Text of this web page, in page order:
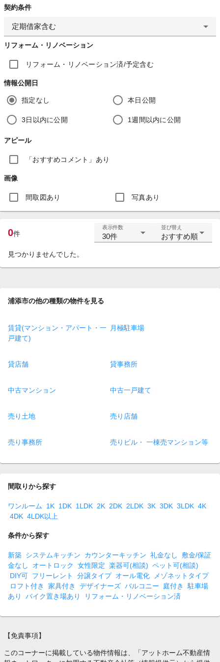
契約条件
定期借家含む
リフォーム・リノベーション
リフォーム・リノベーション済/予定含む
情報公開日
指定なし 本日公開
3日以内に公開 1週間以内に公開
アピール
「おすすめコメント」あり
画像
間取図あり 写真あり
0件
表示件数
30件
並び替え
おすすめ順
見つかりませんでした。
浦添市の他の種類の物件を見る
賃貸(マンション・アパート・一
戸建て)
月極駐車場
貸店舗 貸事務所
中古マンション 中古一戸建て
売り土地 売り店舗
売り事務所 売りビル・ 一棟売マンション等
間取りから探す
ワンルーム 1K 1DK 1LDK 2K 2DK 2LDK 3K 3DK 3LDK 4K
4DK 4LDK以上
条件から探す
新築 システムキッチン カウンターキッチン 礼金なし
敷金/保証
金なし
オートロック 女性限定 楽器可(相談) ペット可(相談)
DIY可 フリーレント 分譲タイプ オール電化
メゾネットタイプ
ロフト付き
家具付き デザイナーズ バルコニー 庭付き
駐車場
あり
バイク置き場あり リフォーム・リノベーション済
【免責事項】
このコーナーに掲載している物件情報は、「アットホーム不動産情